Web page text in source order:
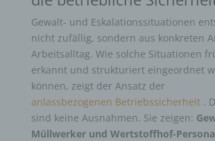
Gewalt- und Eskalationssituationen
nicht zufällig, sondern aus konkreten
Arbeitsalltag. Wie solche Situationen
erkannt und strukturiert eingeordnet
können, zeigt der Ansatz der
anlassbezogenen Betriebssicherheit .
sind keine Ausnahmen. Sie zeigen:
Müllwerker und Wertstoffhof-